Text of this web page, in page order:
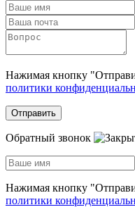
Нажимая кнопку
политики
Отправить
Обратный звонок
Нажимая кнопку
политики